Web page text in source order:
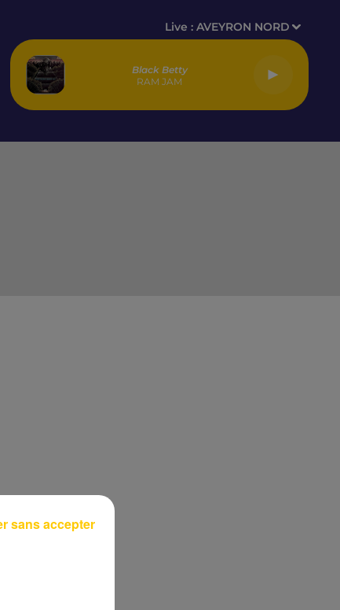
Live :AVEYRON NORD
Black Betty
RAM JAM
sans accepter